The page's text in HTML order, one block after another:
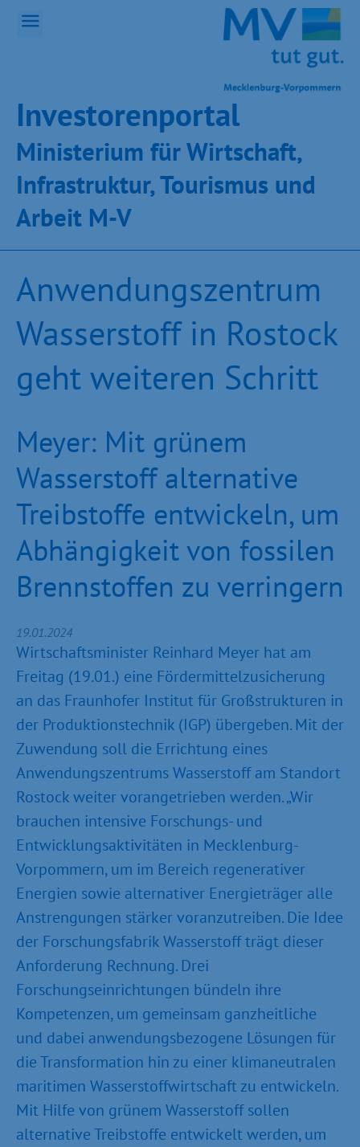
Inves­toren­por­tal
Ministeri­um für Wirt­schaft,
Infra­struk­tur, Tou­ris­mus und
Ar­beit M-V
Anwendungszentrum
Wasserstoff in Rostock
geht weiteren Schritt
Meyer: Mit grünem
Wasserstoff alternative
Treibstoffe entwickeln, um
Abhängigkeit von fossilen
Brennstoffen zu verringern
19.01.2024
Wirtschaftsminister Reinhard Meyer hat am
Freitag (19.01.) eine Fördermittelzusicherung
an das Fraunhofer Institut für Großstrukturen in
der Produktionstechnik (IGP) übergeben. Mit der
Zuwendung soll die Errichtung eines
Anwendungszentrums Wasserstoff am Standort
Rostock weiter vorangetrieben werden. „Wir
brauchen intensive Forschungs- und
Entwicklungsaktivitäten in Mecklenburg-
Vorpommern, um im Bereich regenerativer
Energien sowie alternativer Energieträger alle
Anstrengungen stärker voranzutreiben. Die Idee
der Forschungsfabrik Wasserstoff trägt dieser
Anforderung Rechnung. Drei
Forschungseinrichtungen bündeln ihre
Kompetenzen, um gemeinsam ganzheitliche
und dabei anwendungsbezogene Lösungen für
die Transformation hin zu einer klimaneutralen
maritimen Wasserstoffwirtschaft zu entwickeln.
Mit Hilfe von grünem Wasserstoff sollen
alternative Treibstoffe entwickelt werden, um